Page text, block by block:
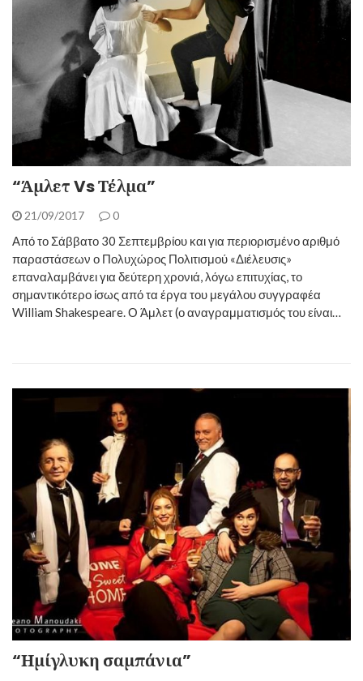
“Άμλετ Vs Τέλμα”
21/09/2017 0
Από το Σάββατο 30 Σεπτεμβρίου και για περιορισμένο αριθμό
παραστάσεων ο Πολυχώρος Πολιτισμού «Διέλευσις»
επαναλαμβάνει για δεύτερη χρονιά, λόγω επιτυχίας, το
σημαντικότερο ίσως από τα έργα του μεγάλου συγγραφέα
William Shakespeare. Ο Άμλετ (ο αναγραμματισμός του είναι…
“Ημίγλυκη σαμπάνια”